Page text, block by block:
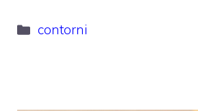
Categorie
contorni